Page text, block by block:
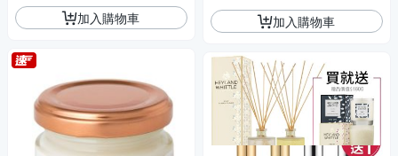
加入購物車 加入購物車